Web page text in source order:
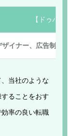
【ドゥパワ―
イナー、広告制作、
当社のような
することをおす
率の良い転職